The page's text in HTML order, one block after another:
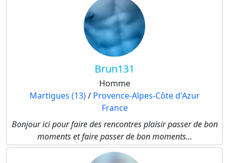
Brun131
Homme
Martigues (13)/ Provence-Alpes-Côte d'Azur
France
Bonjour ici pour faire des rencontres plaisir passer de bon
moments et faire passer de bon moments...